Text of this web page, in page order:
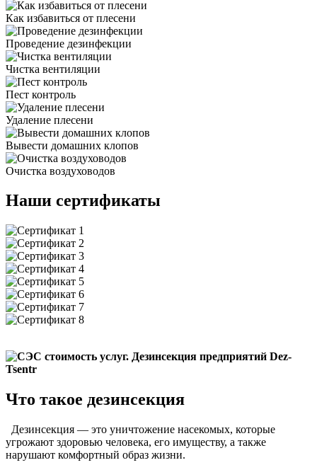
Как избавиться от плесени
Проведение дезинфекции
Чистка вентиляции
Пест контроль
Удаление плесени
Вывести домашних клопов
Очистка воздуховодов
Наши сертификаты
Что такое дезинсекция
Дезинсекция — это уничтожение насекомых, которые
угрожают здоровью человека, его имуществу, а также
нарушают комфортный образ жизни.